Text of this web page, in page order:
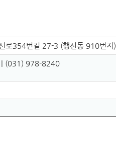
로354번길 27-3 (행신동 910번지)
(031) 978-8240